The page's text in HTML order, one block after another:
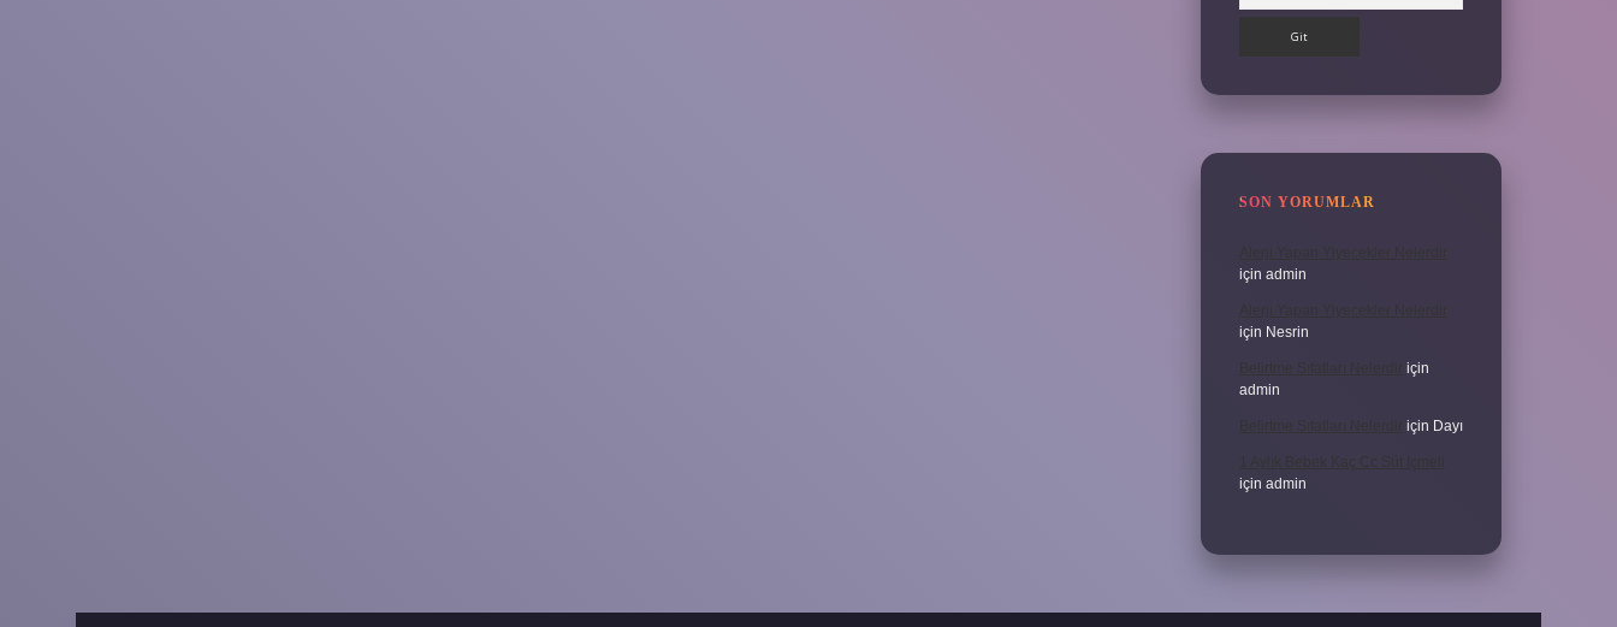
SON YORUMLAR
Alerji Yapan Yiyecekler Nelerdir
için admin
Alerji Yapan Yiyecekler Nelerdir
için Nesrin
Belirtme Sıfatları Nelerdir için
admin
Belirtme Sıfatları Nelerdir için Dayı
1 Aylık Bebek Kaç Cc Süt Içmeli
için admin